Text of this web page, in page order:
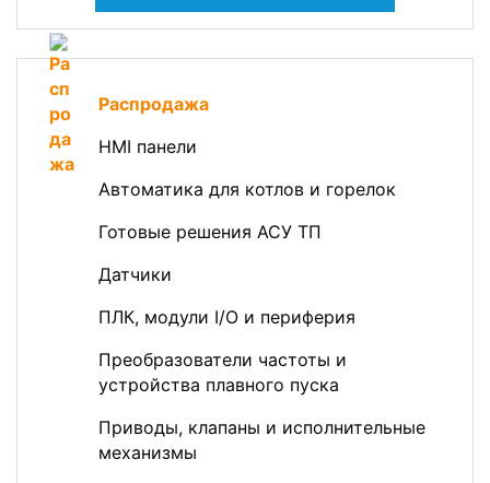
Распродажа
HMI панели
Автоматика для котлов и горелок
Готовые решения АСУ ТП
Датчики
ПЛК, модули I/O и периферия
Преобразователи частоты и
устройства плавного пуска
Приводы, клапаны и исполнительные
механизмы